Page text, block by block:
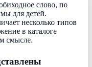
слово, по
для детей.
несколько типов
в каталоге
смысле.